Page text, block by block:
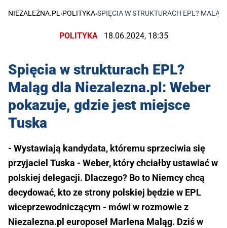
NIEZALEŻNA.PL ›POLITYKA›SPIĘCIA W STRUKTURACH EPL?
POLITYKA 18.06.2024, 18:35
Spięcia w strukturach EPL?
Maląg dla Niezalezna.pl: Weber
pokazuje, gdzie jest miejsce
Tuska
- Wystawiają kandydata, któremu sprzeciwia się
przyjaciel Tuska - Weber, który chciałby ustawiać w
polskiej delegacji. Dlaczego? Bo to Niemcy chcą
decydować, kto ze strony polskiej będzie w EPL
wiceprzewodniczącym - mówi w rozmowie z
Niezalezna.pl europoseł Marlena Maląg. Dziś w